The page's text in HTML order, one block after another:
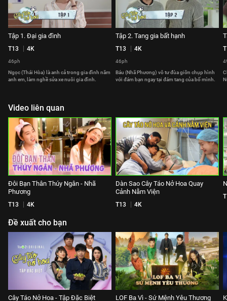
Tập 1. Đại gia đình
T13 4K
46ph
Ngọc (Thái Hòa) là anh cả trong gia đình năm
anh em, làm nghề sửa xe nuôi gia đình.
Tập 2. Tang gia bất hạnh
T13 4K
46ph
Báu (Nhã Phương) vô tư đùa giỡn chụp hình
với đám bạn ngay tại đám tang của bố mình.
Video liên quan
Đôi Bạn Thân Thúy Ngân - Nhã
Phương
T13 4K
Dàn Sao Cây Táo Nở Hoa Quay
Cảnh Nằm Viện
T13 4K
Đề xuất cho bạn
Cây Táo Nở Hoa - Tập Đặc Biệt LOF Ba Vì - Sứ Mệnh Yêu Thương